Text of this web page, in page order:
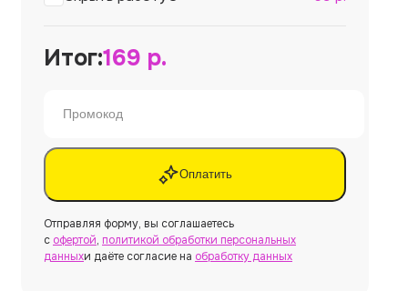
Итог:169 р.
Оплатить
Отправляя форму, вы соглашаетесь
с офертой, политикой обработки персональных
данныхи даёте согласие на обработку данных